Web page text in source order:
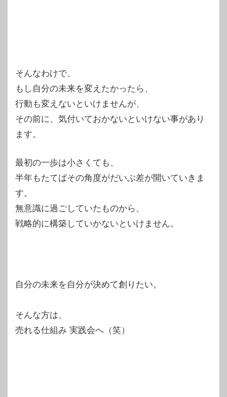
そんなわけで、
もし自分の未来を変えたかったら、
行動も変えないといけませんが、
その前に、気付いておかないといけない事があり
ます。
最初の一歩は小さくても、
半年もたてばその角度がだいぶ差が開いていきま
す。
無意識に過ごしていたものから、
戦略的に構築していかないといけません。
自分の未来を自分が決めて創りたい。
そんな方は、
売れる仕組み 実践会へ（笑）